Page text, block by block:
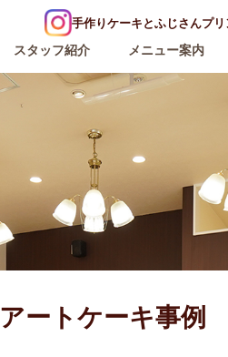
手作りケーキとふじさんプ
スタッフ紹介 メニュー案内
アートケーキ事例